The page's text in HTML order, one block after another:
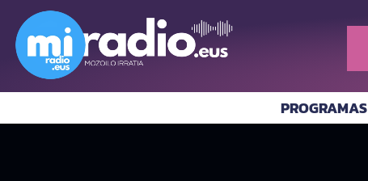
PROGRAMAS